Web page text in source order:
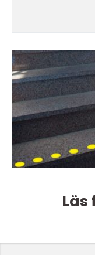
Läs